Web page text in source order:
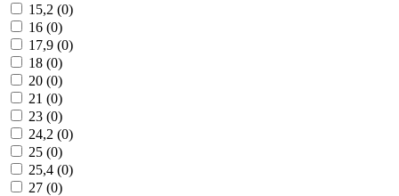
15,2 (0)
16 (0)
17,9 (0)
18 (0)
20 (0)
21 (0)
23 (0)
24,2 (0)
25 (0)
25,4 (0)
27 (0)